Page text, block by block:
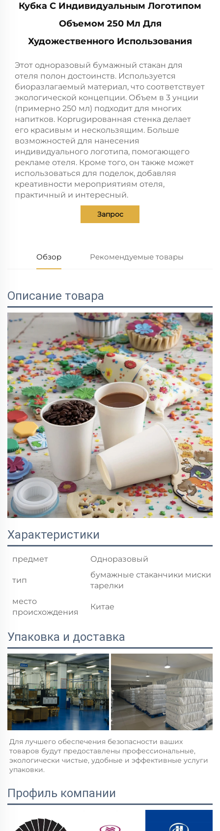
Кубка С Индивидуальным Логотипом
Объемом 250 Мл Для
Художественного Использования
Этот одноразовый бумажный стакан для
отеля полон достоинств. Используется
биоразлагаемый материал, что соответствует
экологической концепции. Объем в 3 унции
(примерно 250 мл) подходит для многих
напитков. Корrugированная стенка делает
его красивым и нескользящим. Больше
возможностей для нанесения
индивидуального логотипа, помогающего
рекламе отеля. Кроме того, он также может
использоваться для поделок, добавляя
креативности мероприятиям отеля,
практичный и интересный.
Запрос
Обзор Рекомендуемые товары
Описание товара
Характеристики
предмет Одноразовый
тип
бумажные стаканчики миски
тарелки
место
происхождения
Китае
Упаковка и доставка
Для лучшего обеспечения безопасности ваших
товаров будут предоставлены профессиональные,
экологически чистые, удобные и эффективные услуги
упаковки.
Профиль компании